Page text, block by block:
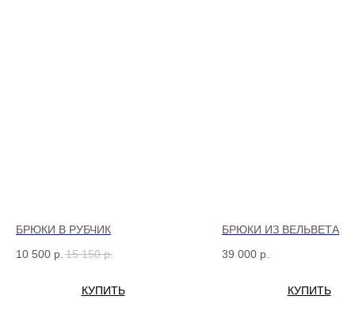
БРЮКИ В РУБЧИК
10 500 р. 15 150 р.
КУПИТЬ
БРЮКИ ИЗ ВЕЛЬВЕТА
39 000 р.
КУПИТЬ